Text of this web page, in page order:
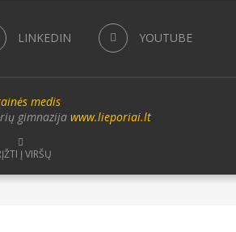
LINKEDIN YOUTUBE
medis
gimnazija www.lieporiai.lt
Į VIRŠŲ